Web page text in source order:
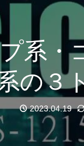
系・
の３
2023.04.19